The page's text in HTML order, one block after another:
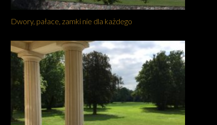
Dwory, pałace, zamki nie dla każdego